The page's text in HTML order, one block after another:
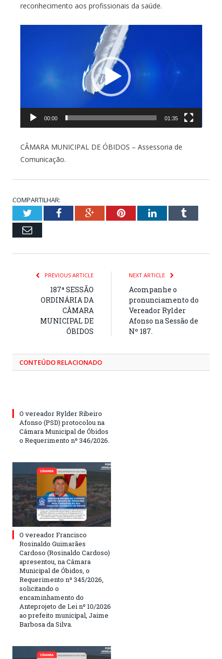
reconhecimento aos profissionais da saúde.
00:00 01:35
CÂMARA MUNICIPAL DE ÓBIDOS – Assessoria de
Comunicação.
COMPARTILHAR:
TwitterFacebookGoogle+PinterestLinkedInTumblr
Email
PREVIOUS ARTICLE
187ª SESSÃO
ORDINÁRIA DA
CÂMARA
MUNICIPAL DE
ÓBIDOS
NEXT ARTICLE
Acompanhe o
pronunciamento do
Vereador Rylder
Afonso na Sessão de
Nº 187.
CONTEÚDO RELACIONADO
O vereador Rylder Ribeiro
Afonso (PSD) protocolou na
Câmara Municipal de Óbidos
o Requerimento nº 346/2026.
O vereador Francisco
Rosinaldo Guimarães
Cardoso (Rosinaldo Cardoso)
apresentou, na Câmara
Municipal de Óbidos, o
Requerimento nº 345/2026,
solicitando o
encaminhamento do
Anteprojeto de Lei nº 10/2026
ao prefeito municipal, Jaime
Barbosa da Silva.